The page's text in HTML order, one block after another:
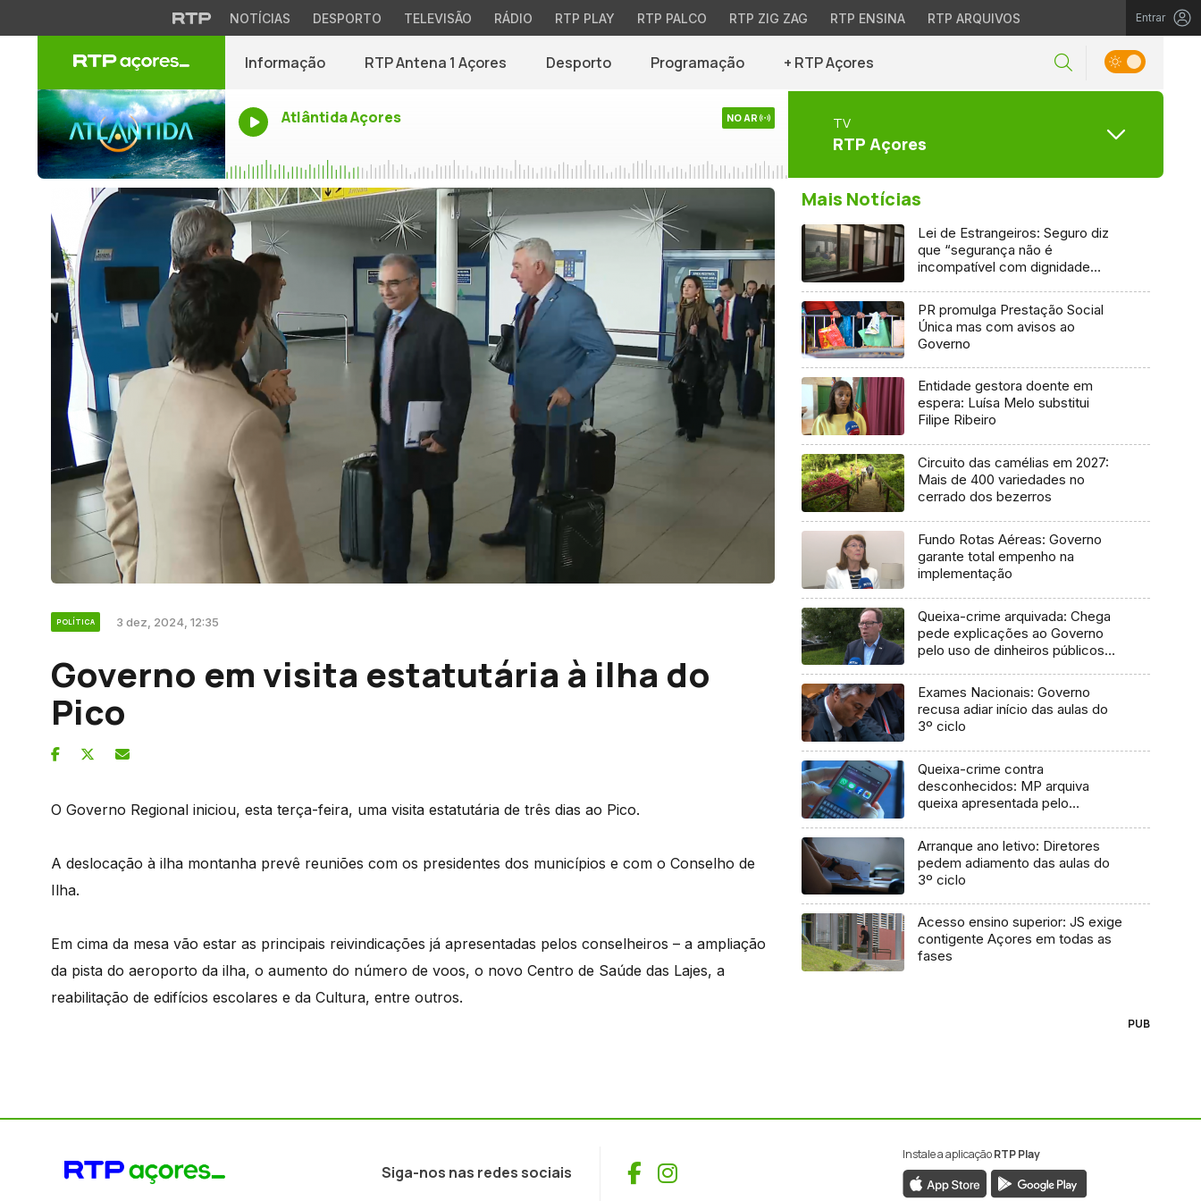
NOTÍCIAS DESPORTO TELEVISÃO RÁDIO RTP PLAY RTP PALCO RTP ZIG ZAG RTP ENSINA RTP ARQUIVOS Entrar
Informação RTP Antena 1 Açores Desporto Programação + RTP Açores
Atlântida Açores NO AR TV
RTP Açores
POLÍTICA 3 dez, 2024, 12:35
Governo em visita estatutária à ilha do
Pico
O Governo Regional iniciou, esta terça-feira, uma visita estatutária de três dias ao Pico.
A deslocação à ilha montanha prevê reuniões com os presidentes dos municípios e com o Conselho de
Ilha.
Em cima da mesa vão estar as principais reivindicações já apresentadas pelos conselheiros – a ampliação
da pista do aeroporto da ilha, o aumento do número de voos, o novo Centro de Saúde das Lajes, a
reabilitação de edifícios escolares e da Cultura, entre outros.
Mais Notícias
Lei de Estrangeiros: Seguro diz
que “segurança não é
incompatível com dignidade
PR promulga Prestação Social
Única mas com avisos ao
Governo
Entidade gestora doente em
espera: Luísa Melo substitui
Filipe Ribeiro
Circuito das camélias em 2027:
Mais de 400 variedades no
cerrado dos bezerros
Fundo Rotas Aéreas: Governo
garante total empenho na
implementação
Queixa-crime arquivada: Chega
pede explicações ao Governo
pelo uso de dinheiros públicos
Exames Nacionais: Governo
recusa adiar início das aulas do
3º ciclo
Queixa-crime contra
desconhecidos: MP arquiva
queixa apresentada pelo
Arranque ano letivo: Diretores
pedem adiamento das aulas do
3º ciclo
Acesso ensino superior: JS exige
contigente Açores em todas as
fases
PUB
Siga-nos nas redes sociais Facebook
Instagram
Instale a aplicaçãoRTP Play